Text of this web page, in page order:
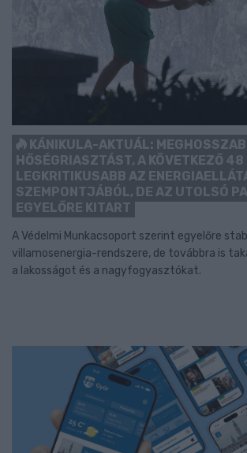
KÁNIKULA-AKTUÁL:
HŐSÉGRIASZTÁST, A KÖVETKEZŐ
LEGKRITIKUSABB AZ
SZEMPONTJÁBÓL, DE AZ UTOLSÓ
EGYELŐRE KITART
A Védelmi Munkacsoport szerint egyelőre
villamosenergia-rendszere, de továbbra is
a lakosságot és a nagyfogyasztókat.